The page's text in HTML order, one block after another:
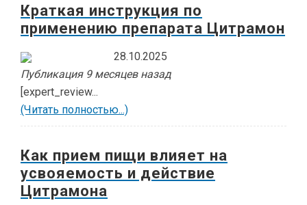
Краткая инструкция по
применению препарата Цитрамон
28.10.2025
Публикация 9 месяцев назад
[expert_review...
(Читать полностью...)
Как прием пищи влияет на
усвояемость и действие
Цитрамона